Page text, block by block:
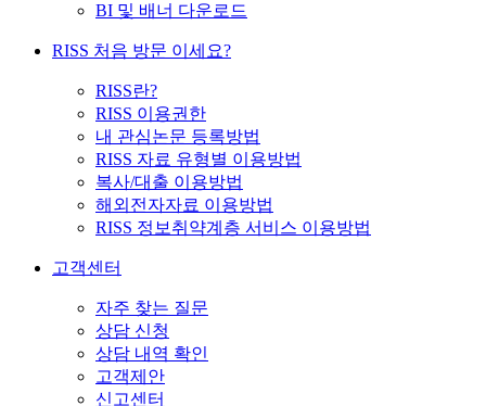
BI 및 배너 다운로드
RISS 처음 방문 이세요?
RISS란?
RISS 이용권한
내 관심논문 등록방법
RISS 자료 유형별 이용방법
복사/대출 이용방법
해외전자자료 이용방법
RISS 정보취약계층 서비스 이용방법
고객센터
자주 찾는 질문
상담 신청
상담 내역 확인
고객제안
신고센터